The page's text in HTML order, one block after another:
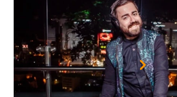
Item
1